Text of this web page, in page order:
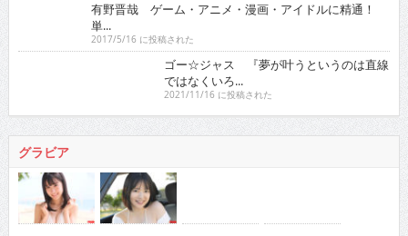
有野晋哉 ゲーム・アニメ・漫画・アイドルに精通！
単...
2017/5/16 に投稿された
ゴー☆ジャス 『夢が叶うというのは直線ではなくい
2021/11/16 に投稿された
グラビア